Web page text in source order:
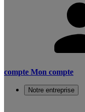
compte Mon compte
Notre entreprise